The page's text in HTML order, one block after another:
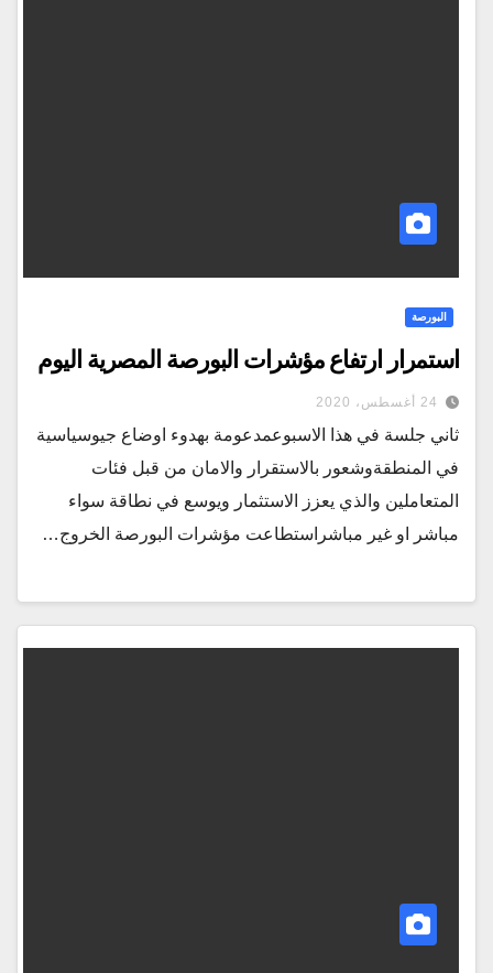
البورصة
استمرار ارتفاع مؤشرات البورصة المصرية اليوم
24 أغسطس، 2020
ثاني جلسة في هذا الاسبوعمدعومة بهدوء اوضاع جيوسياسية
في المنطقةوشعور بالاستقرار والامان من قبل فئات
المتعاملين والذي يعزز الاستثمار ويوسع في نطاقة سواء
مباشر او غير مباشراستطاعت مؤشرات البورصة الخروج…